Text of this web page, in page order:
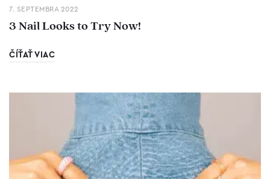
7. SEPTEMBRA 2022
3 Nail Looks to Try Now!
ČÍŤAŤ VIAC